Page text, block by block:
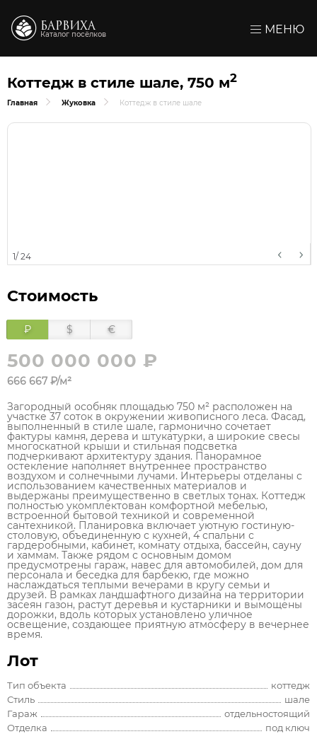
БАРВИХА
Каталог посёлков МЕНЮ
Коттедж в стиле шале, 750 м2
Главная Жуковка Коттедж в стиле шале
1/ 24
Стоимость
₽ $ €
500 000 000 ₽
666 667 ₽/м²
Загородный особняк площадью 750 м² расположен на
участке 37 соток в окружении живописного леса. Фасад,
выполненный в стиле шале, гармонично сочетает
фактуры камня, дерева и штукатурки, а широкие свесы
многоскатной крыши и стильная подсветка
подчеркивают архитектуру здания. Панорамное
остекление наполняет внутреннее пространство
воздухом и солнечными лучами. Интерьеры отделаны с
использованием качественных материалов и
выдержаны преимущественно в светлых тонах. Коттедж
полностью укомплектован комфортной мебелью,
встроенной бытовой техникой и современной
сантехникой. Планировка включает уютную гостиную-
столовую, объединенную с кухней, 4 спальни с
гардеробными, кабинет, комнату отдыха, бассейн, сауну
и хаммам. Также рядом с основным домом
предусмотрены гараж, навес для автомобилей, дом для
персонала и беседка для барбекю, где можно
наслаждаться теплыми вечерами в кругу семьи и
друзей. В рамках ландшафтного дизайна на территории
засеян газон, растут деревья и кустарники и вымощены
дорожки, вдоль которых установлено уличное
освещение, создающее приятную атмосферу в вечернее
время.
Лот
Тип объекта
коттедж
Стиль
шале
Гараж
отдельностоящий
Отделка
под ключ